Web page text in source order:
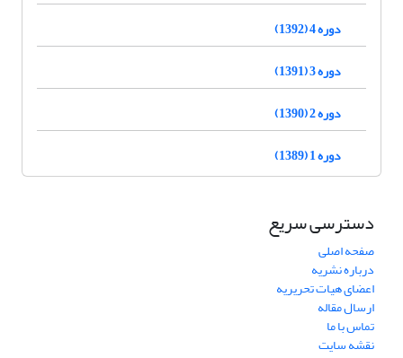
دوره 4 (1392)
دوره 3 (1391)
دوره 2 (1390)
دوره 1 (1389)
دسترسی سریع
صفحه اصلی
درباره نشریه
اعضای هیات تحریریه
ارسال مقاله
تماس با ما
نقشه سایت